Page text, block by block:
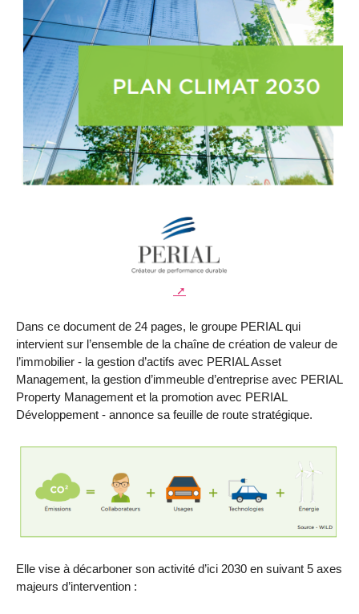
Dans ce document de 24 pages, le groupe PERIAL qui
intervient sur l’ensemble de la chaîne de création de valeur de
l’immobilier - la gestion d’actifs avec PERIAL Asset
Management, la gestion d’immeuble d’entreprise avec PERIAL
Property Management et la promotion avec PERIAL
Développement - annonce sa feuille de route stratégique.
Elle vise à décarboner son activité d’ici 2030 en suivant 5 axes
majeurs d’intervention :